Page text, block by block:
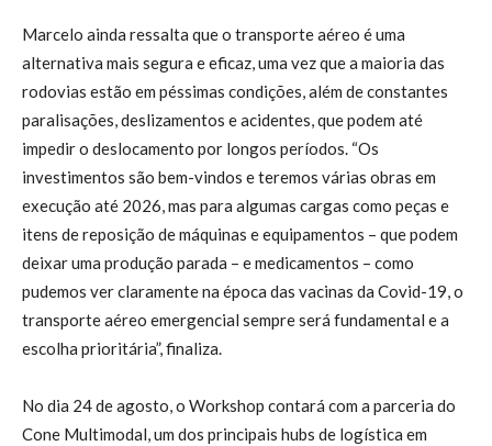
Marcelo ainda ressalta que o transporte aéreo é uma
alternativa mais segura e eficaz, uma vez que a maioria das
rodovias estão em péssimas condições, além de constantes
paralisações, deslizamentos e acidentes, que podem até
impedir o deslocamento por longos períodos. “Os
investimentos são bem-vindos e teremos várias obras em
execução até 2026, mas para algumas cargas como peças e
itens de reposição de máquinas e equipamentos – que podem
deixar uma produção parada – e medicamentos – como
pudemos ver claramente na época das vacinas da Covid-19, o
transporte aéreo emergencial sempre será fundamental e a
escolha prioritária”, finaliza.
No dia 24 de agosto, o Workshop contará com a parceria do
Cone Multimodal, um dos principais hubs de logística em